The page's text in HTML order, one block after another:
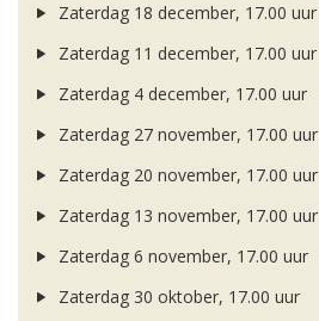
Zaterdag 18 december, 17.00 uur
Zaterdag 11 december, 17.00 uur
Zaterdag 4 december, 17.00 uur
Zaterdag 27 november, 17.00 uur
Zaterdag 20 november, 17.00 uur
Zaterdag 13 november, 17.00 uur
Zaterdag 6 november, 17.00 uur
Zaterdag 30 oktober, 17.00 uur